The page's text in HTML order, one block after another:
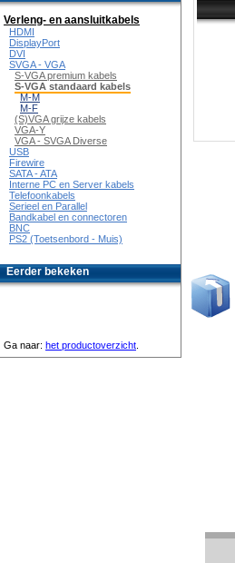
Verleng- en aansluitkabels
HDMI
DisplayPort
DVI
SVGA - VGA
S-VGA premium kabels
S-VGA standaard kabels
M-M
M-F
(S)VGA grijze kabels
VGA-Y
VGA - SVGA Diverse
USB
Firewire
SATA - ATA
Interne PC en Server kabels
Telefoonkabels
Serieel en Parallel
Bandkabel en connectoren
BNC
PS2 (Toetsenbord - Muis)
Eerder bekeken
Ga naar: het productoverzicht